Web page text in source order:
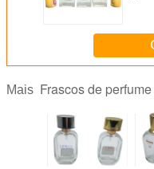
Mais Frascos de